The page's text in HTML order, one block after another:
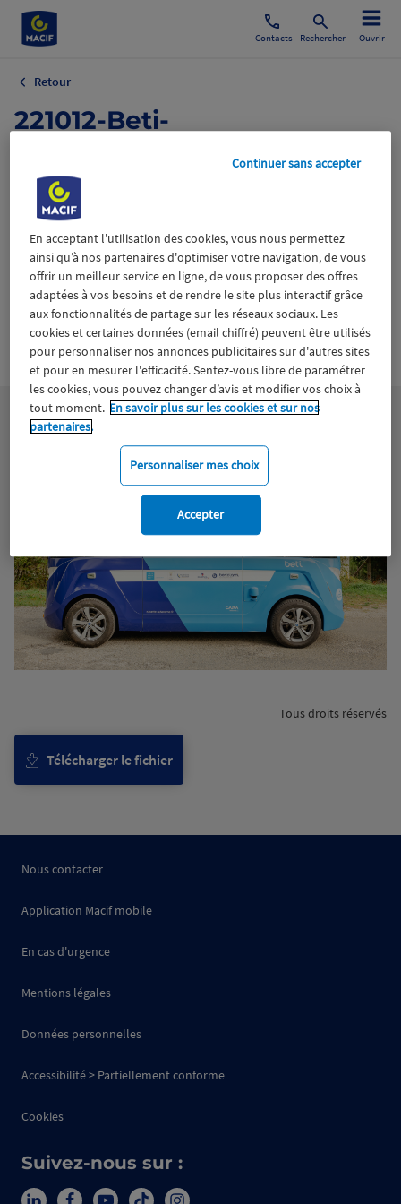
Contacts Rechercher Ouvrir
Retour
221012-Beti-
Eurre©fannyvandecandelae
re-19.jpg
20 novembre 2022
Certifié avecWiztrust
sources
Télécharger le fichier
Tous droits réservés
Nous contacter
Application Macif mobile
En cas d'urgence
Mentions légales
Données personnelles
Accessibilité > Partiellement conforme
Cookies
Suivez-nous sur :
En acceptant l'utilisation des cookies, vous nous permettez
ainsi qu’à nos partenaires d'optimiser votre navigation, de vous
offrir un meilleur service en ligne, de vous proposer des offres
adaptées à vos besoins et de rendre le site plus interactif grâce
aux fonctionnalités de partage sur les réseaux sociaux. Les
cookies et certaines données (email chiffré) peuvent être utilisés
pour personnaliser nos annonces publicitaires sur d'autres sites
et pour en mesurer l'efficacité. Sentez-vous libre de paramétrer
les cookies, vous pouvez changer d’avis et modifier vos choix à
tout moment. En savoir plus sur les cookies et sur nos
partenaires.
Personnaliser mes choix
Continuer sans accepter
Accepter